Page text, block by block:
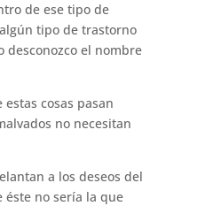
de ese tipo de
tipo de trastorno
desconozco el nombre
cosas pasan
no necesitan
a los deseos del
éste no sería la que